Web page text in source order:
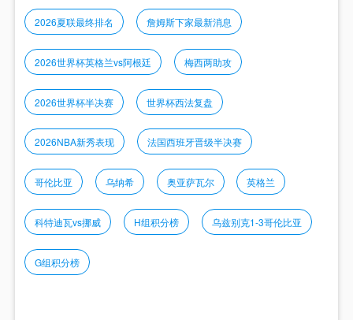
2026夏联最终排名 詹姆斯下家最新消息
2026世界杯英格兰vs阿根廷 梅西两助攻
2026世界杯半决赛 世界杯西法复盘
2026NBA新秀表现 法国西班牙晋级半决赛
哥伦比亚 乌纳希 奥亚萨瓦尔 英格兰
科特迪瓦vs挪威 H组积分榜 乌兹别克1-3哥伦比亚
G组积分榜